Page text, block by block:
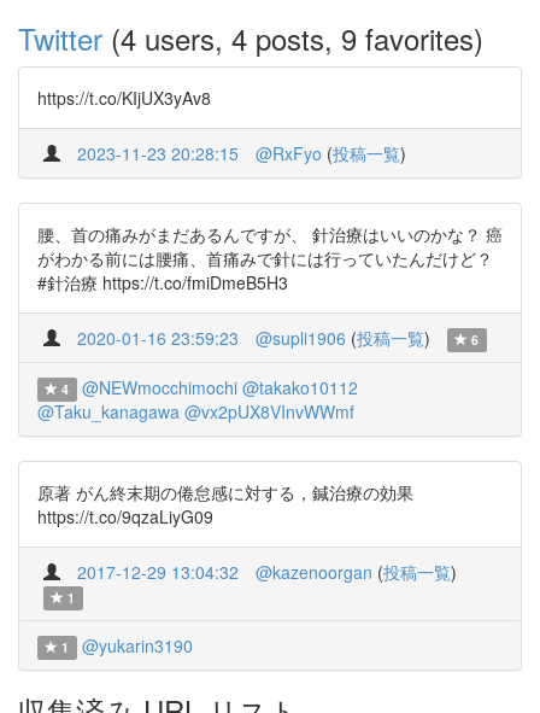
Twitter (4 users, 4 posts, 9 favorites)
https://t.co/KIjUX3yAv8
2023-11-23 20:28:15 @RxFyo (投稿一覧)
腰、首の痛みがまだあるんですが、 針治療はいいのかな？ 癌
がわかる前には腰痛、首痛みで針には行っていたんだけど？
#針治療 https://t.co/fmiDmeB5H3
2020-01-16 23:59:23 @supli1906 (投稿一覧) 6
4 @NEWmocchimochi @takako10112
@Taku_kanagawa @vx2pUX8VInvWWmf
原著 がん終末期の倦怠感に対する，鍼治療の効果
https://t.co/9qzaLiyG09
2017-12-29 13:04:32 @kazenoorgan (投稿一覧)
1
1 @yukarin3190